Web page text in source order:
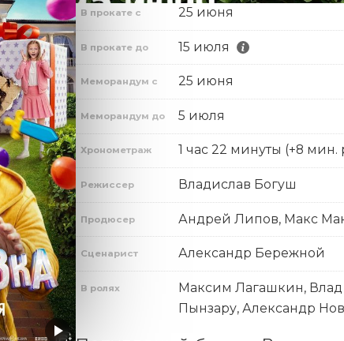
В прокате с 25 июня
В прокате до 15 июля
Меморандум с 25 июня
Меморандум до 5 июля
Хронометраж 1 час 22 минуты (+8 мин.
Режиссер Владислав Богуш
Продюсер Андрей Липов, Макс
Сценарист Александр Бережной
В ролях
Максим Лагашкин,
Пынзару, Александр